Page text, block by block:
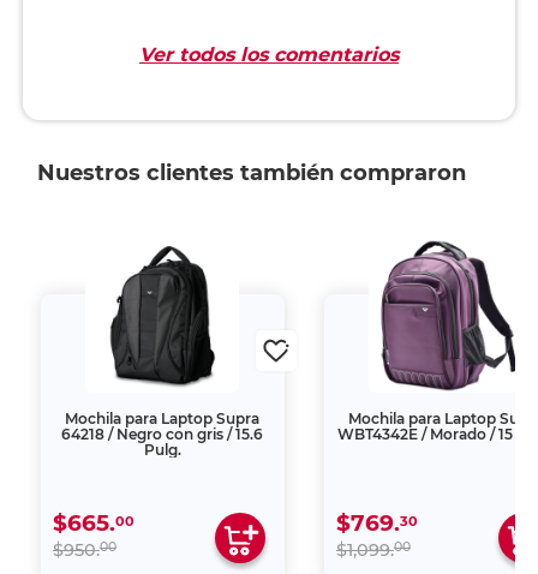
Ver todos los comentarios
Nuestros clientes también compraron
Mochila para Laptop Supra
64218 / Negro con gris / 15.6
Pulg.
$665.00
$950.00
Mochila para Laptop
WBT4342E / Morado / 15
$769.30
$1,099.00